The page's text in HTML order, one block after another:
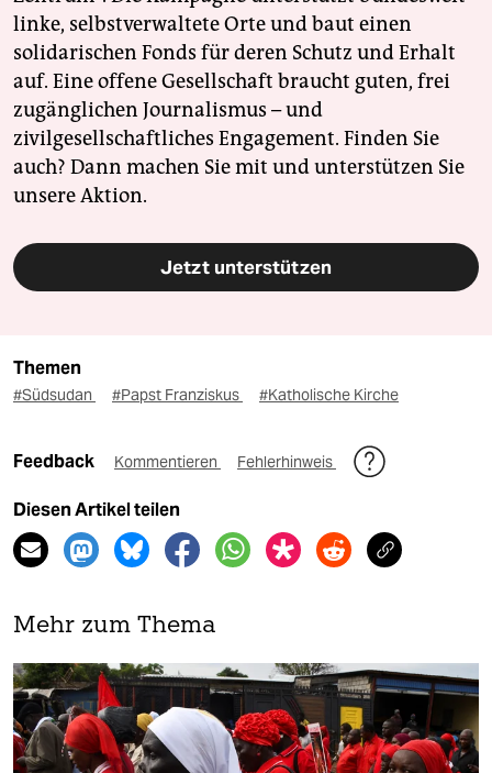
linke, selbstverwaltete Orte und baut einen
solidarischen Fonds für deren Schutz und Erhalt
auf. Eine offene Gesellschaft braucht guten, frei
zugänglichen Journalismus – und
zivilgesellschaftliches Engagement. Finden Sie
auch? Dann machen Sie mit und unterstützen Sie
unsere Aktion.
Jetzt unterstützen
Themen
#Südsudan #Papst Franziskus #Katholische Kirche
Feedback Kommentieren Fehlerhinweis
Diesen Artikel teilen
Mehr zum Thema